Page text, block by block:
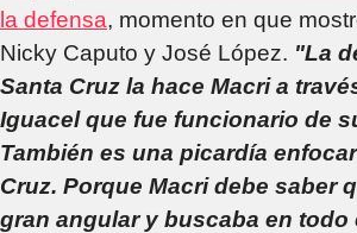
la defensa, momento en que
Nicky Caputo y José López. "La
Santa Cruz la hace Macri a
Iguacel que fue funcionario de
También es una picardía
Cruz. Porque Macri debe saber
gran angular y buscaba en todo